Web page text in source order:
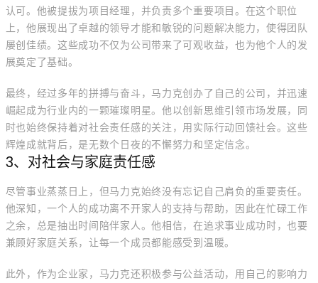
认可。他被提拔为项目经理，并负责多个重要项目。在这个职位
上，他展现出了卓越的领导才能和敏锐的问题解决能力，使得团队
屡创佳绩。这些成功不仅为公司带来了可观收益，也为他个人的发
展奠定了基础。
最终，经过多年的拼搏与奋斗，马力克创办了自己的公司，并迅速
崛起成为行业内的一颗璀璨明星。他以创新思维引领市场发展，同
时也始终保持着对社会责任感的关注，用实际行动回馈社会。这些
辉煌成就背后，是无数个日夜的不懈努力和坚定信念。
3、对社会与家庭责任感
尽管事业蒸蒸日上，但马力克始终没有忘记自己肩负的重要责任。
他深知，一个人的成功离不开家人的支持与帮助，因此在忙碌工作
之余，总是抽出时间陪伴家人。他相信，在追求事业成功时，也要
兼顾好家庭关系，让每一个成员都能感受到温暖。
此外，作为企业家，马力克还积极参与公益活动，用自己的影响力